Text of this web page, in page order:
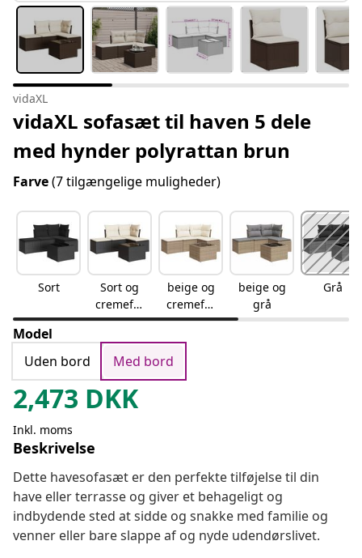
vidaXL
vidaXL sofasæt til haven 5 dele
med hynder polyrattan brun
Farve(7 tilgængelige muligheder)
Sort
Sort og
cremefar
vet
beige og
cremefar
vet
beige og
grå
Grå
Model
Uden bord
Med bord
2,473 DKK
Inkl. moms
Beskrivelse
Dette havesofasæt er den perfekte tilføjelse til din
have eller terrasse og giver et behageligt og
indbydende sted at sidde og snakke med familie og
venner eller bare slappe af og nyde udendørslivet.